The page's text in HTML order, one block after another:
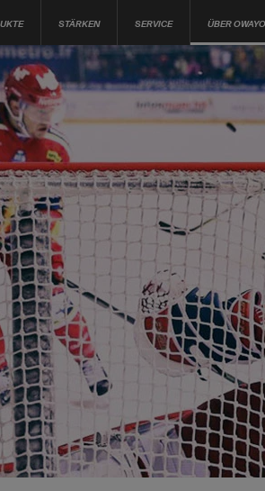
STÄRKEN SERVICE ÜBER OWAYO